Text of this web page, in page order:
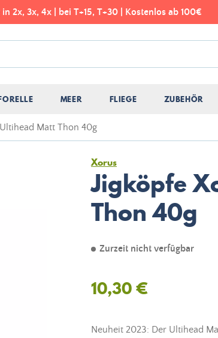
2x, 3x, 4x | bei T+15, T+30 | Kostenlos ab 100€
MEER FLIEGE ZUBEHÖR
Matt Thon 40g
Xorus
Jigköpfe
Thon 40g
Zurzeit nicht verfügbar
10,30 €
Neuheit 2023: Der Ultihead